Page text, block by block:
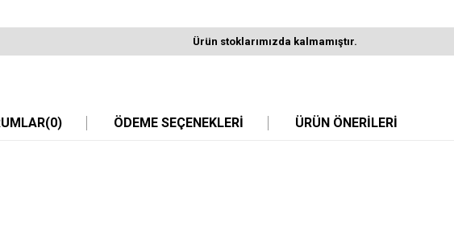
Ürün stoklarımızda kalmamıştır.
(0) ÖDEME SEÇENEKLERI ÜRÜN ÖNERILERI